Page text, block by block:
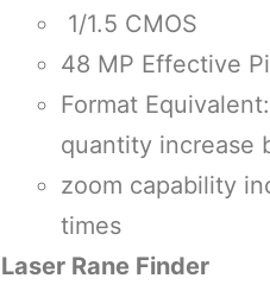
1/1.5 CMOS
48 MP Effective
Format
quantity increase
zoom capability
times
Laser Rane Finder